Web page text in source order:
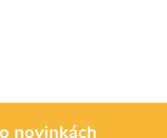
novinkách